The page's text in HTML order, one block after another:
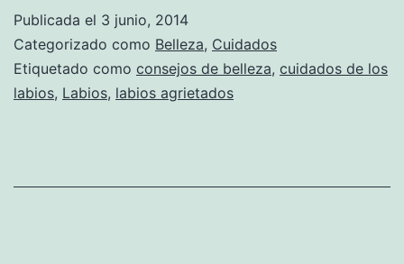
Publicada el 3 junio, 2014
Categorizado como Belleza, Cuidados
Etiquetado como consejos de belleza, cuidados de los
labios, Labios, labios agrietados